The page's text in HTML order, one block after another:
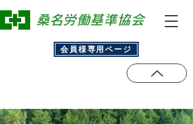
​桑名労働基準協会
会員様専用ページ